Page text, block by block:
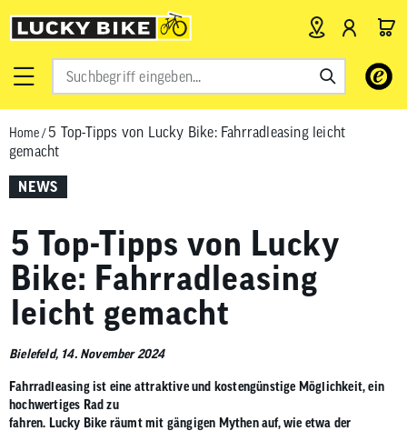
Verwende
Pfeile
um
zum
Home/5 Top-Tipps von Lucky Bike: Fahrradleasing leicht
gemacht
NEWS
5 Top-Tipps von Lucky
Bike: Fahrradleasing
leicht gemacht
Bielefeld, 14. November 2024
Fahrradleasing ist eine attraktive und kostengünstige Möglichkeit, ein
hochwertiges Rad zu
fahren. Lucky Bike räumt mit gängigen Mythen auf, wie etwa der